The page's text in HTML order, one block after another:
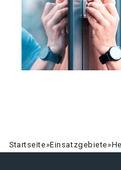
Startseite»Einsatzgebiete»